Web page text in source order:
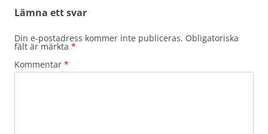
Lämna ett svar
Din e-postadress kommer inte publiceras. Obligatoriska
fält är märkta *
Kommentar *